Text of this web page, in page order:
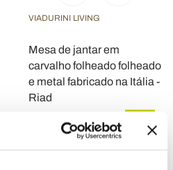
VIADURINI LIVING
Mesa de jantar em
carvalho folheado folheado
e metal fabricado na Itália -
Riad